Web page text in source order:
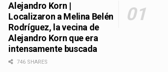
Alejandro Korn |
Localizaron a Melina Belén
Rodríguez, la vecina de
Alejandro Korn que era
intensamente buscada
746 SHARES